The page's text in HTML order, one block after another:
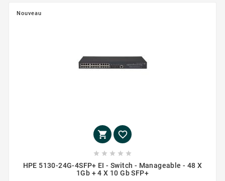
Nouveau
 
    
HPE 5130-24G-4SFP+ EI - Switch - Manageable - 48 X
1Gb + 4 X 10 Gb SFP+